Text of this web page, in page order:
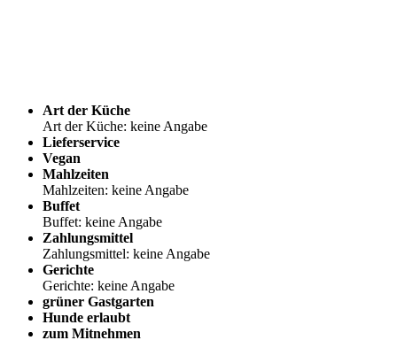
Art der Küche
Art der Küche: keine Angabe
Lieferservice
Vegan
Mahlzeiten
Mahlzeiten: keine Angabe
Buffet
Buffet: keine Angabe
Zahlungsmittel
Zahlungsmittel: keine Angabe
Gerichte
Gerichte: keine Angabe
grüner Gastgarten
Hunde erlaubt
zum Mitnehmen